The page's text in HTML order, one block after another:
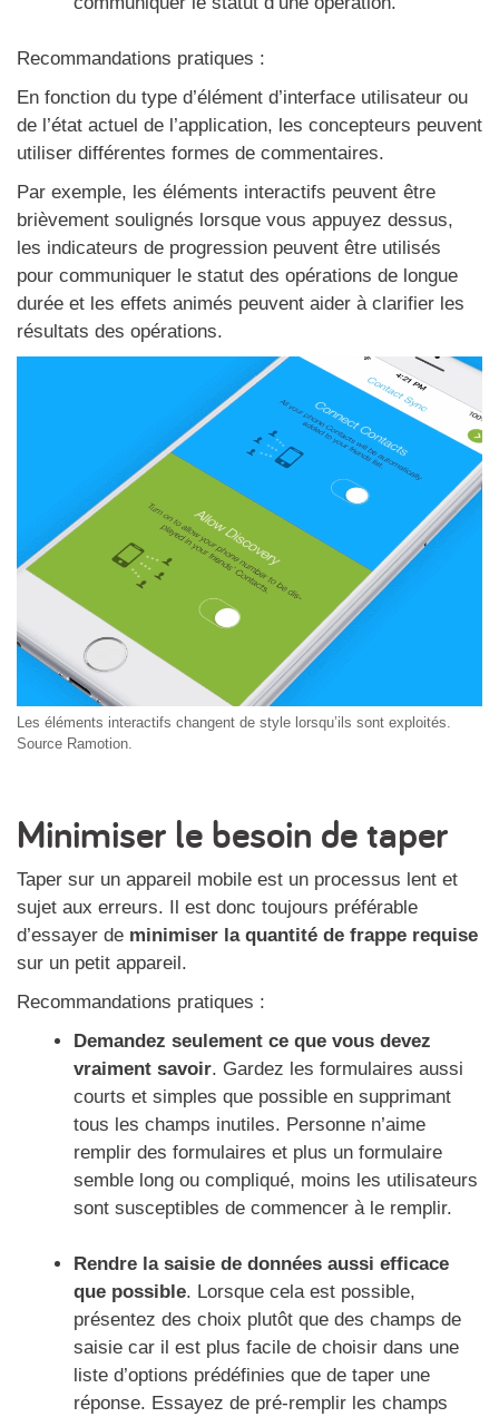
Recommandations pratiques :
En fonction du type d’élément d’interface utilisateur ou
de l’état actuel de l’application, les concepteurs peuvent
utiliser différentes formes de commentaires.
Par exemple, les éléments interactifs peuvent être
brièvement soulignés lorsque vous appuyez dessus,
les indicateurs de progression peuvent être utilisés
pour communiquer le statut des opérations de longue
durée et les effets animés peuvent aider à clarifier les
résultats des opérations.
Les éléments interactifs changent de style lorsqu’ils sont exploités.
Source Ramotion.
Minimiser le besoin de taper
Taper sur un appareil mobile est un processus lent et
sujet aux erreurs. Il est donc toujours préférable
d’essayer de minimiser la quantité de frappe requise
sur un petit appareil.
Recommandations pratiques :
Demandez seulement ce que vous devez
vraiment savoir. Gardez les formulaires aussi
courts et simples que possible en supprimant
tous les champs inutiles. Personne n’aime
remplir des formulaires et plus un formulaire
semble long ou compliqué, moins les utilisateurs
sont susceptibles de commencer à le remplir.
Rendre la saisie de données aussi efficace
que possible. Lorsque cela est possible,
présentez des choix plutôt que des champs de
saisie car il est plus facile de choisir dans une
liste d’options prédéfinies que de taper une
réponse. Essayez de pré-remplir les champs